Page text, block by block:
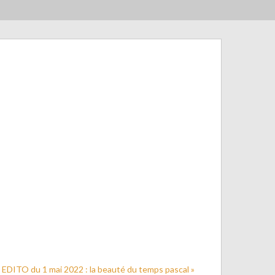
EDITO du 1 mai 2022 : la beauté du temps pascal »